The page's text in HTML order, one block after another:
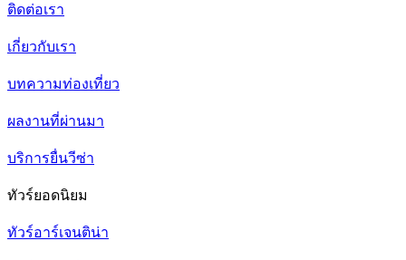
ติดต่อเรา
เกี่ยวกับเรา
บทความท่องเที่ยว
ผลงานที่ผ่านมา
บริการยื่นวีซ่า
ทัวร์ยอดนิยม
ทัวร์อาร์เจนติน่า